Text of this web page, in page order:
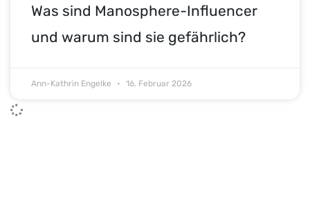
Was sind Manosphere-Influencer
und warum sind sie gefährlich?
Ann-Kathrin Engelke 16. Februar 2026